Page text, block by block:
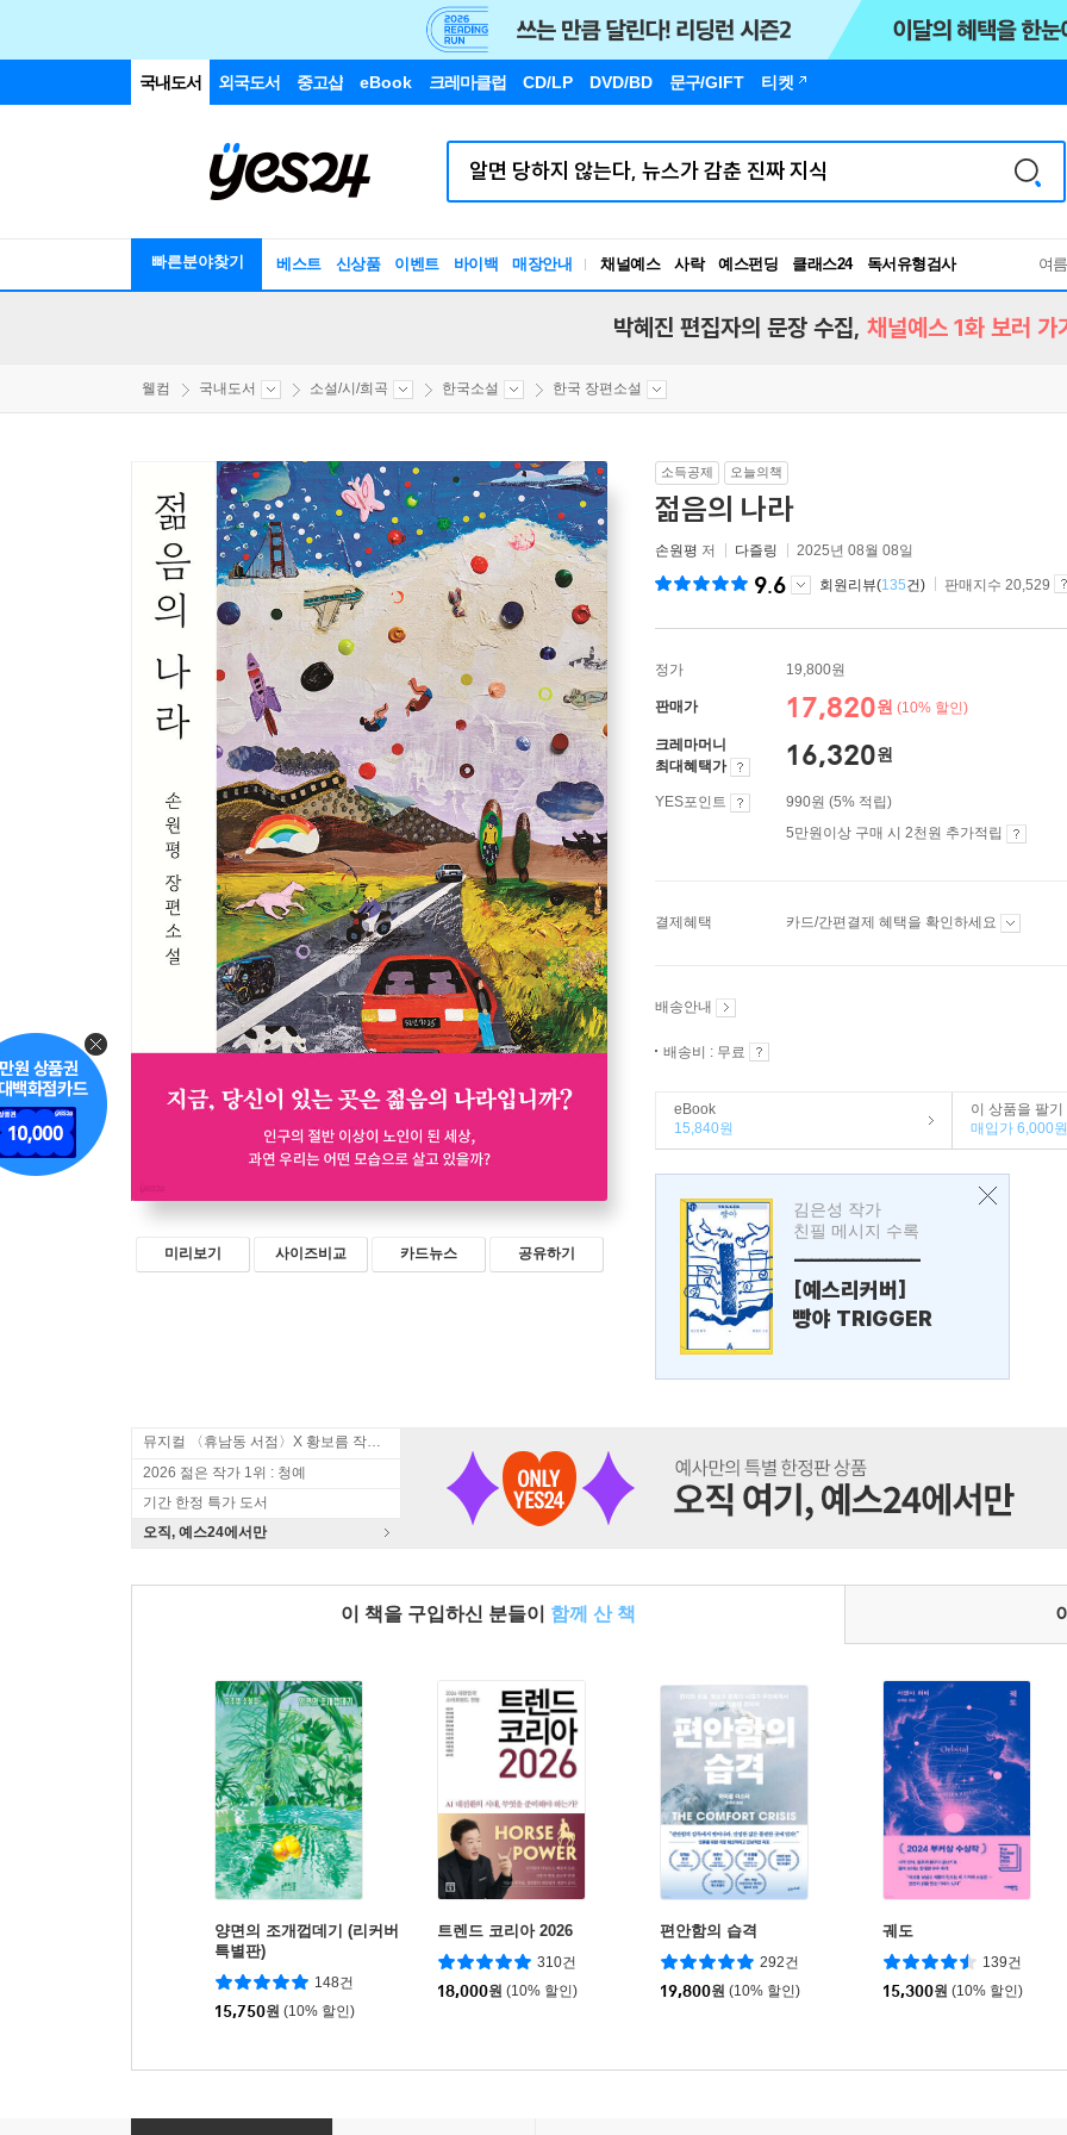
국내도서 외국도서 중고샵 eBook 크레마클럽 CD/LP DVD/BD 문구/GIFT 티켓
빠른분야찾기 베스트 신상품 이벤트 바이백 매장안내 채널예스 사락 예스펀딩 클래스24
독서유형검사
RBTI Lab
여
박혜진 편집자의 문장 수집, 채널예스 1화 보러 가
웰컴 국내도서 소설/시/희곡 한국소설 한국 장편소설
미리보기 사이즈비교 카드뉴스 공유하기
소득공제 오늘의책
젊음의 나라
손원평 저 다즐링 2025년 08월 08일
9.6 회원리뷰(135건) 판매지수 20,529
정가 19,800원
판매가 17,820원 (10% 할인)
크레마머니
최대혜택가
16,320원
YES포인트
990원 (5% 적립)
5만원이상 구매 시 2천원 추가적립
결제혜택 카드/간편결제 혜택을 확인하세요
배송안내
배송비 : 무료
eBook
15,840원
이 상품을 팔기
매입가 6,000원
김은성 작가
친필 메시지 수록
---------------
[예스리커버]
빵야 TRIGGER
뮤지컬 〈휴남동 서점〉X 황보름 작가 북토크
2026 젊은 작가 1위 : 청예
기간 한정 특가 도서
오직, 예스24에서만
이 책을 구입하신 분들이 함께 산 책
양면의 조개껍데기 (리커버
특별판)
148건
15,750원 (10% 할인)
트렌드 코리아 2026
310건
18,000원 (10% 할인)
편안함의 습격
292건
19,800원 (10% 할인)
궤도
139건
15,300원 (10% 할인)